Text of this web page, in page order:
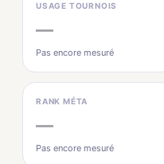
USAGE TOURNOIS
—
Pas encore mesuré
RANK MÉTA
—
Pas encore mesuré